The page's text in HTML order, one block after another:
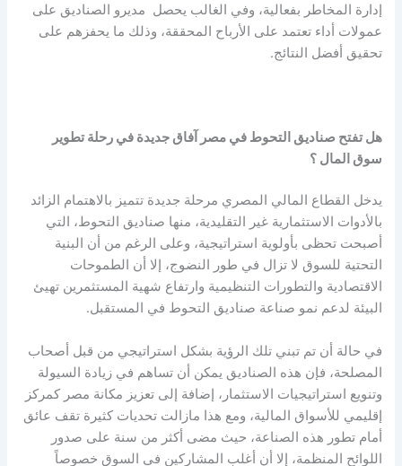
إدارة المخاطر بفعالية، وفي الغالب يحصل مديرو الصناديق على
عمولات أداء تعتمد على الأرباح المحققة، وذلك ما يحفزهم على
تحقيق أفضل النتائج.
هل تفتح صناديق التحوط في مصر آفاق جديدة في رحلة تطوير
سوق المال ؟
يدخل القطاع المالي المصري مرحلة جديدة تتميز بالاهتمام الزائد
بالأدوات الاستثمارية غير التقليدية، منها صناديق التحوط، التي
أصبحت تحظى بأولوية استراتيجية، وعلى الرغم من أن البنية
التحتية للسوق لا تزال في طور النضوج، إلا أن الطموحات
الاقتصادية والتطورات التنظيمية وارتفاع شهية المستثمرين تهيئ
البيئة لدعم نمو صناعة صناديق التحوط في المستقبل.
في حالة أن تم تبني تلك الرؤية بشكل استراتيجي من قبل أصحاب
المصلحة، فإن هذه الصناديق يمكن أن تساهم في زيادة السيولة
وتنويع استراتيجيات الاستثمار، إضافة إلى تعزيز مكانة مصر كمركز
إقليمي للأسواق المالية، ومع هذا مازالت تحديات كثيرة تقف عائق
أمام تطور هذه الصناعة، حيث مضى أكثر من سنة على صدور
اللوائح المنظمة، إلا أن أغلب المشاركين في السوق خصوصاً